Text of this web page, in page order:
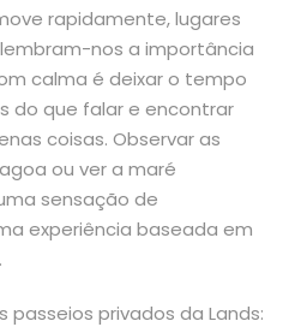
rapidamente, lugares
nos a importância
calma é deixar o tempo
do que falar e encontrar
coisas. Observar as
ou ver a maré
sensação de
experiência baseada em
passeios privados da Lands: